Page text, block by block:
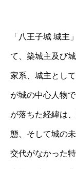
「八王子城 城主
て、築城主及び
家系、城主とし
が城の中心人物
が落ちた経緯は
態、そして城の
交代がなかった